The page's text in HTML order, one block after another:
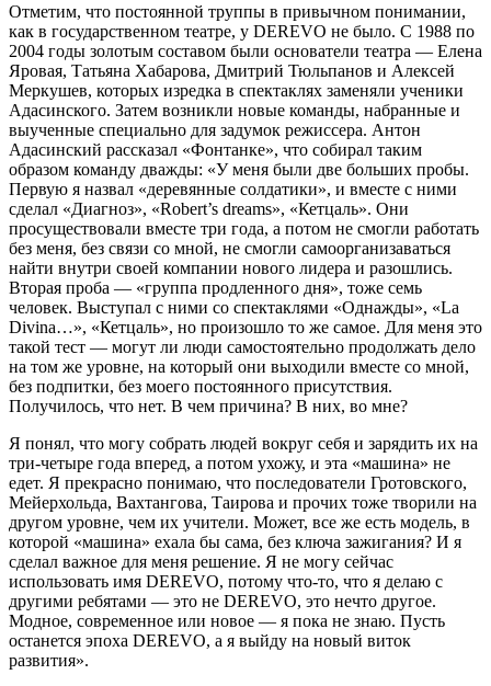
Отметим, что постоянной труппы в привычном понимании,
как в государственном театре, у DEREVO не было. C 1988 по
2004 годы золотым составом были основатели театра — Елена
Яровая, Татьяна Хабарова, Дмитрий Тюльпанов и Алексей
Меркушев, которых изредка в спектаклях заменяли ученики
Адасинского. Затем возникли новые команды, набранные и
выученные специально для задумок режиссера. Антон
Адасинский рассказал «Фонтанке», что собирал таким
образом команду дважды: «У меня были две больших пробы.
Первую я назвал «деревянные солдатики», и вместе с ними
сделал «Диагноз», «Robert’s dreams», «Кетцаль». Они
просуществовали вместе три года, а потом не смогли работать
без меня, без связи со мной, не смогли самоорганизаваться
найти внутри своей компании нового лидера и разошлись.
Вторая проба — «группа продленного дня», тоже семь
человек. Выступал с ними со спектаклями «Однажды», «La
Divina…», «Кетцаль», но произошло то же самое. Для меня это
такой тест — могут ли люди самостоятельно продолжать дело
на том же уровне, на который они выходили вместе со мной,
без подпитки, без моего постоянного присутствия.
Получилось, что нет. В чем причина? В них, во мне?
Я понял, что могу собрать людей вокруг себя и зарядить их на
три-четыре года вперед, а потом ухожу, и эта «машина» не
едет. Я прекрасно понимаю, что последователи Гротовского,
Мейерхольда, Вахтангова, Таирова и прочих тоже творили на
другом уровне, чем их учители. Может, все же есть модель, в
которой «машина» ехала бы сама, без ключа зажигания? И я
сделал важное для меня решение. Я не могу сейчас
использовать имя DEREVO, потому что-то, что я делаю с
другими ребятами — это не DEREVO, это нечто другое.
Модное, современное или новое — я пока не знаю. Пусть
останется эпоха DEREVO, а я выйду на новый виток
развития».